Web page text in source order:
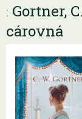
: Gortner,
cárovná